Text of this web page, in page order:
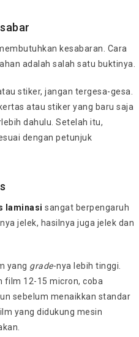
kesabaran. Cara
adalah salah satu buktinya.
stiker, jangan tergesa-gesa.
atau stiker yang baru saja
dahulu. Setelah itu,
dengan petunjuk
laminasi sangat berpengaruh
jelek, hasilnya juga jelek dan
yang grade-nya lebih tinggi.
film 12-15 micron, coba
sebelum menaikkan standar
yang didukung mesin